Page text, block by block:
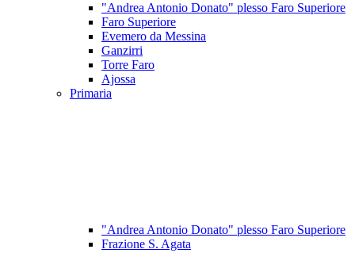
"Andrea Antonio Donato" plesso Faro Superiore
Faro Superiore
Evemero da Messina
Ganzirri
Torre Faro
Ajossa
Primaria
"Andrea Antonio Donato" plesso Faro Superiore
Frazione S. Agata